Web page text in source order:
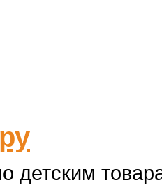
детским